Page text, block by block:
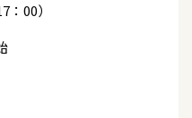
00）